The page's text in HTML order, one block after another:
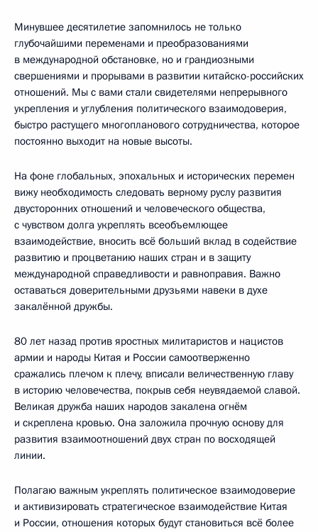
Минувшее десятилетие запомнилось не только
глубочайшими переменами и преобразованиями
в международной обстановке, но и грандиозными
свершениями и прорывами в развитии китайско-российских
отношений. Мы с вами стали свидетелями непрерывного
укрепления и углубления политического взаимодоверия,
быстро растущего многопланового сотрудничества, которое
постоянно выходит на новые высоты.
На фоне глобальных, эпохальных и исторических перемен
вижу необходимость следовать верному руслу развития
двусторонних отношений и человеческого общества,
с чувством долга укреплять всеобъемлющее
взаимодействие, вносить всё больший вклад в содействие
развитию и процветанию наших стран и в защиту
международной справедливости и равноправия. Важно
оставаться доверительными друзьями навеки в духе
закалённой дружбы.
80 лет назад против яростных милитаристов и нацистов
армии и народы Китая и России самоотверженно
сражались плечом к плечу, вписали величественную главу
в историю человечества, покрыв себя неувядаемой славой.
Великая дружба наших народов закалена огнём
и скреплена кровью. Она заложила прочную основу для
развития взаимоотношений двух стран по восходящей
линии.
Полагаю важным укреплять политическое взаимодоверие
и активизировать стратегическое взаимодействие Китая
и России, отношения которых будут становиться всё более